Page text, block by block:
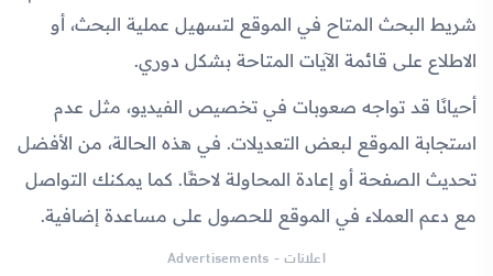
شريط البحث المتاح في الموقع لتسهيل عملية البحث، أو
الاطلاع على قائمة الآيات المتاحة بشكل دوري.
أحيانًا قد تواجه صعوبات في تخصيص الفيديو، مثل عدم
استجابة الموقع لبعض التعديلات. في هذه الحالة، من الأفضل
تحديث الصفحة أو إعادة المحاولة لاحقًا. كما يمكنك التواصل
مع دعم العملاء في الموقع للحصول على مساعدة إضافية.
اعلانات - Advertisements